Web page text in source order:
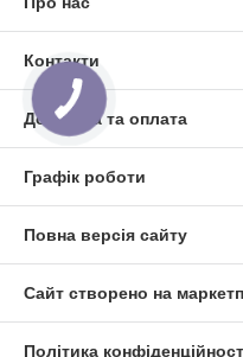
Контакти
Доставка та оплата
Графік роботи
Повна версія сайту
Сайт створено на
Політика